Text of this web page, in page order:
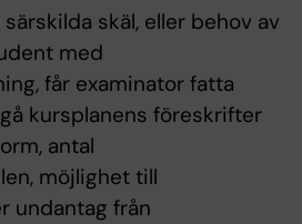
skäl, eller behov av
med
får examinator fatta
kursplanens föreskrifter
antal
möjlighet till
undantag från